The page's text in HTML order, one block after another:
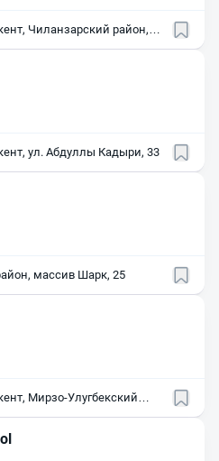
Чиланзарский район,
ул. Абдуллы Кадыри, 33
массив Шарк, 25
Мирзо-Улугбекский